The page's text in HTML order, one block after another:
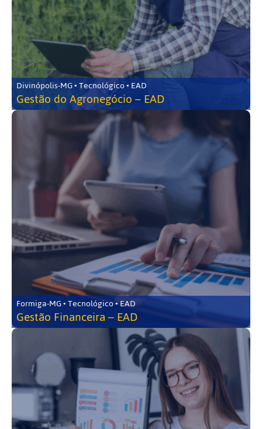
Divinópolis-MG • Tecnológico • EAD
Gestão do Agronegócio – EAD
Formiga-MG • Tecnológico • EAD
Gestão Financeira – EAD